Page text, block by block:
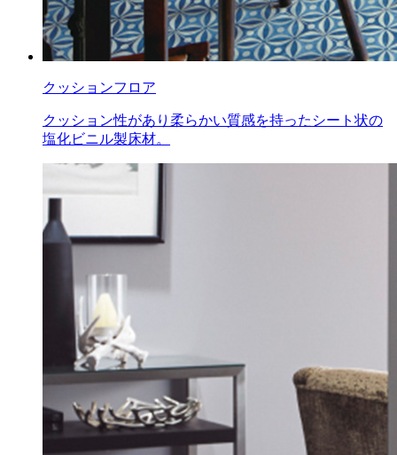
クッションフロア
クッション性があり柔らかい質感を持ったシート状の
塩化ビニル製床材。